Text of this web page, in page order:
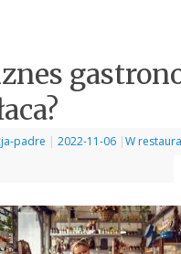
padre | 2022-11-06 |W